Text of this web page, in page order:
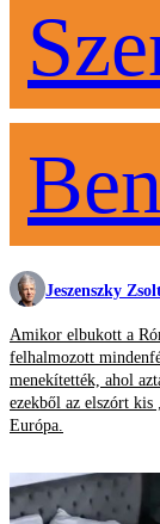
Jeszenszky
Amikor elbukott a
felhalmozott
menekítették, ahol
ezekből az elszórt kis
Európa.